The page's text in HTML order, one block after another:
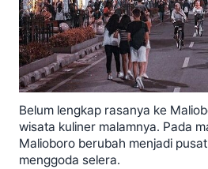
Belum lengkap rasanya ke
wisata kuliner malamnya. Pada
Malioboro berubah menjadi
menggoda selera.